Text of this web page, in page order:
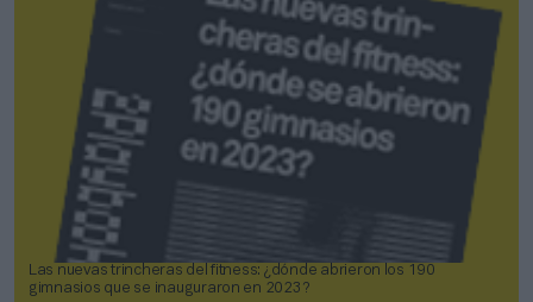
Las nuevas trincheras del fitness: ¿dónde abrieron los 190
gimnasios que se inauguraron en 2023?